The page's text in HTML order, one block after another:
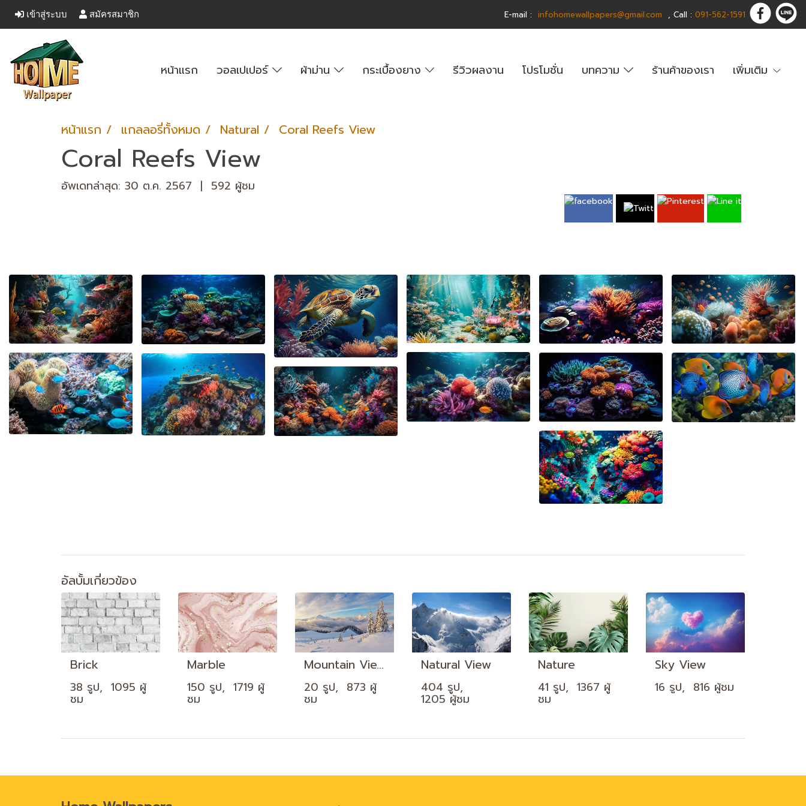
เข้าสู่ระบบ สมัครสมาชิก E-mail : infohomewallpapers@gmail.com , Call : 091-562-1591
หน้าแรก วอลเปเปอร์ ผ้าม่าน กระเบื้องยาง รีวิวผลงาน โปรโมชั่น บทความ ร้านค้าของเรา เพิ่มเติม
หน้าแรก แกลลอรี่ทั้งหมด Natural Coral Reefs View
Coral Reefs View
อัพเดทล่าสุด: 30 ต.ค. 2567 | 592 ผู้ชม
อัลบั้มเกี่ยวข้อง
Brick
38 รูป, 1095 ผู้
ชม
Marble
150 รูป, 1719 ผู้
ชม
Mountain View
20 รูป, 873 ผู้
ชม
Natural View
404 รูป,
1205 ผู้ชม
Nature
41 รูป, 1367 ผู้
ชม
Sky View
16 รูป, 816 ผู้ชม